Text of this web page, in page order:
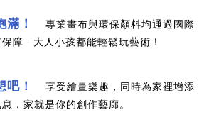
滿 ！
專業畫布與環保顏料均通過國際
障 · 大人小孩都能輕鬆玩藝術！
！
享受繪畫樂趣，同時為家裡增添
，家就是你的創作藝廊。